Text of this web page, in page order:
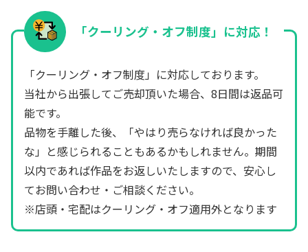
「クーリング・オフ制度」に対応！
「クーリング・オフ制度」に対応しております。
当社から出張してご売却頂いた場合、8日間は返品可
能です。
品物を手離した後、「やはり売らなければ良かった
な」と感じられることもあるかもしれません。期間
以内であれば作品をお返しいたしますので、安心し
てお問い合わせ・ご相談ください。
※店頭・宅配はクーリング・オフ適用外となります